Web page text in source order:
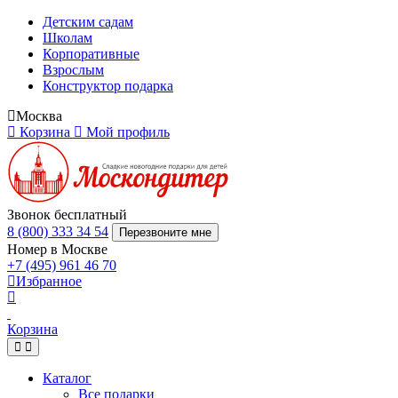
Детским садам
Школам
Корпоративные
Взрослым
Конструктор подарка
Москва
Корзина
Мой профиль
Звонок бесплатный
8 (800) 333 34 54
Перезвоните мне
Номер в Москве
+7 (495) 961 46 70
Избранное
Корзина
Каталог
Все подарки